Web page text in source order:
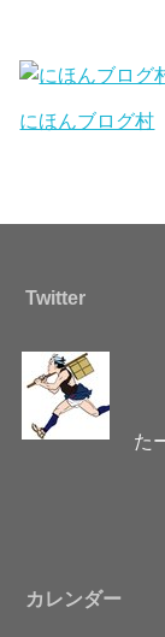
にほんブログ村
Twitter
た
カレンダー